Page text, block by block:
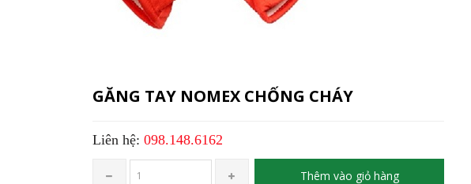
GĂNG TAY NOMEX CHỐNG CHÁY
Liên hệ: 098.148.6162
Thêm vào giỏ hàng